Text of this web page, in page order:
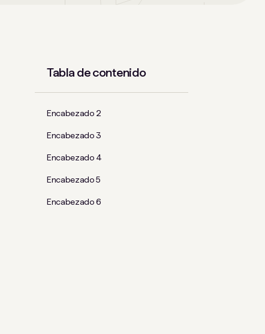
Tabla de contenido
Encabezado 2
Encabezado 3
Encabezado 4
Encabezado 5
Encabezado 6